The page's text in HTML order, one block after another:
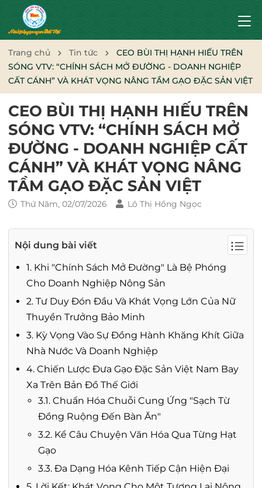
Trang chủ Tin tức
CEO BÙI THỊ HẠNH HIẾU TRÊN
SÓNG VTV: “CHÍNH SÁCH MỞ ĐƯỜNG - DOANH NGHIỆP
CẤT CÁNH” VÀ KHÁT VỌNG NÂNG TẦM GẠO ĐẶC SẢN VIỆT
CEO BÙI THỊ HẠNH HIẾU TRÊN
SÓNG VTV: “CHÍNH SÁCH MỞ
ĐƯỜNG - DOANH NGHIỆP CẤT
CÁNH” VÀ KHÁT VỌNG NÂNG
TẦM GẠO ĐẶC SẢN VIỆT
Thứ Năm, 02/07/2026 Lô Thị Hồng Ngọc
Nội dung bài viết
1. Khi "Chính Sách Mở Đường" Là Bệ Phóng
Cho Doanh Nghiệp Nông Sản
2. Tư Duy Đón Đầu Và Khát Vọng Lớn Của Nữ
Thuyền Trưởng Bảo Minh
3. Kỳ Vọng Vào Sự Đồng Hành Khăng Khít Giữa
Nhà Nước Và Doanh Nghiệp
4. Chiến Lược Đưa Gạo Đặc Sản Việt Nam Bay
Xa Trên Bản Đồ Thế Giới
3.1. Chuẩn Hóa Chuỗi Cung Ứng "Sạch Từ
Đồng Ruộng Đến Bàn Ăn"
3.2. Kể Câu Chuyện Văn Hóa Qua Từng Hạt
Gạo
3.3. Đa Dạng Hóa Kênh Tiếp Cận Hiện Đại